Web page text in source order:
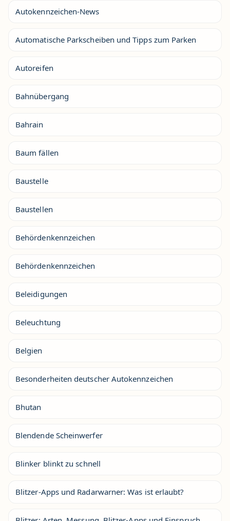
Autokennzeichen-News
Automatische Parkscheiben und Tipps zum Parken
Autoreifen
Bahnübergang
Bahrain
Baum fällen
Baustelle
Baustellen
Behördenkennzeichen
Behördenkennzeichen
Beleidigungen
Beleuchtung
Belgien
Besonderheiten deutscher Autokennzeichen
Bhutan
Blendende Scheinwerfer
Blinker blinkt zu schnell
Blitzer-Apps und Radarwarner: Was ist erlaubt?